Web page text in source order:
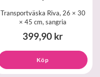
Transportväska Riva, 26 × 30
× 45 cm, sangria
399,90 kr
Köp